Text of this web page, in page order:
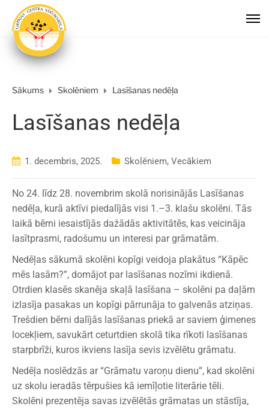
Sākums Skolēniem Lasīšanas nedēļa
Lasīšanas nedēļa
1. decembris, 2025. Skolēniem, Vecākiem
No 24. līdz 28. novembrim skolā norisinājās Lasīšanas
nedēļa, kurā aktīvi piedalījās visi 1.–3. klašu skolēni. Tās
laikā bērni iesaistījās dažādās aktivitātēs, kas veicināja
lasītprasmi, radošumu un interesi par grāmatām.
Nedēļas sākumā skolēni kopīgi veidoja plakātus “Kāpēc
mēs lasām?”, domājot par lasīšanas nozīmi ikdienā.
Otrdien klasēs skanēja skaļā lasīšana – skolēni pa daļām
izlasīja pasakas un kopīgi pārrunāja to galvenās atziņas.
Trešdien bērni dalījās lasīšanas priekā ar saviem ģimenes
locekļiem, savukārt ceturtdien skolā tika rīkoti lasīšanas
starpbrīži, kuros ikviens lasīja sevis izvēlētu grāmatu.
Nedēļa noslēdzās ar “Grāmatu varoņu dienu”, kad skolēni
uz skolu ieradās tērpušies kā iemīļotie literārie tēli.
Skolēni prezentēja savas izvēlētās grāmatas un stāstīja,